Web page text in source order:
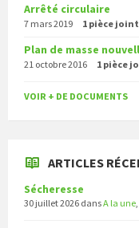
Arrêté circulaire
7 mars 2019 1 pièce
Plan de masse
21 octobre 2016 1 pièce
VOIR + DE DOCUMENTS
ARTICLES
Sécheresse
30 juillet 2026 dansA la une